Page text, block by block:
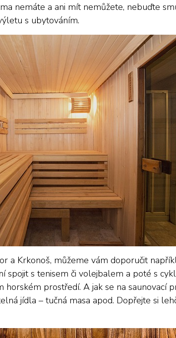
nemáte a ani mít nemůžete, nebuďte
s ubytováním.
a Krkonoš, můžeme vám doporučit
spojit s tenisem či volejbalem a poté s
horském prostředí. A jak se na saunovací
jídla – tučná masa apod. Dopřejte si